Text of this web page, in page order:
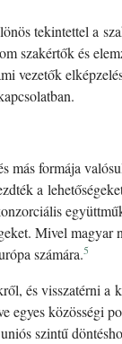
tekintettel a
szakértők és
vezetők
más formája
a
Mivel magyar
számára.5
és visszatérni a
egyes közösségi
szintű